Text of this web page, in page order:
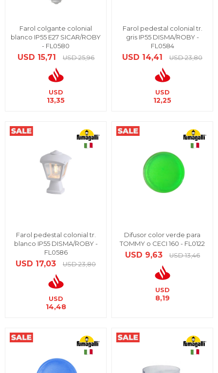
Farol colgante colonial
blanco IP55 E27 SICAR/ROBY
- FL0580
USD 15,71 USD 25,96
USD
13,35
Farol pedestal colonial tr.
gris IP55 DISMA/ROBY -
FL0584
USD 14,41 USD 23,80
USD
12,25
Farol pedestal colonial tr.
blanco IP55 DISMA/ROBY -
FL0586
USD 17,03 USD 23,80
USD
14,48
Difusor color verde para
TOMMY o CECI 160 - FL0122
USD 9,63 USD 13,46
USD
8,19